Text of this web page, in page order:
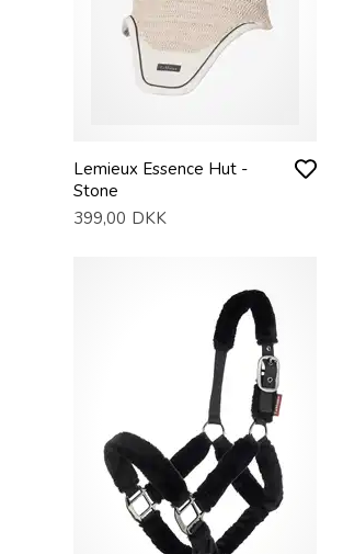
Lemieux Essence Hut -
Stone
399,00 DKK